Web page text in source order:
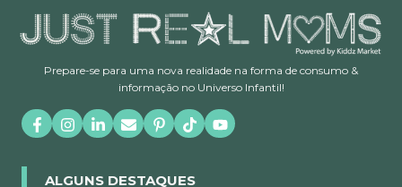
Prepare-se para uma nova realidade na forma de consumo &
informação no Universo Infantil!
ALGUNS DESTAQUES